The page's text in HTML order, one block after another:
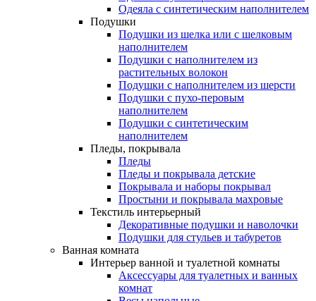
Одеяла с синтетическим наполнителем
Подушки
Подушки из шелка или с шелковым
наполнителем
Подушки с наполнителем из
растительных волокон
Подушки с наполнителем из шерсти
Подушки с пухо-перовым
наполнителем
Подушки с синтетическим
наполнителем
Пледы, покрывала
Пледы
Пледы и покрывала детские
Покрывала и наборы покрывал
Простыни и покрывала махровые
Текстиль интерьерный
Декоративные подушки и наволочки
Подушки для стульев и табуретов
Ванная комната
Интерьер ванной и туалетной комнаты
Аксессуары для туалетных и ванных
комнат